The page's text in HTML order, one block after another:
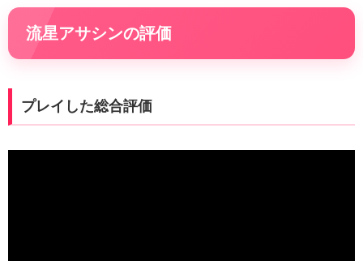
流星アサシンの評価
プレイした総合評価